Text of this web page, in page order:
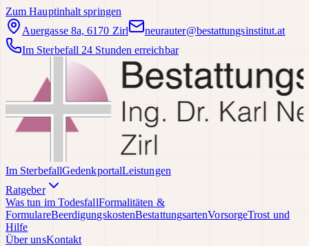
Zum Hauptinhalt springen
Auergasse 8a, 6170 Zirl
neurauter@bestattungsinstitut.at
Im Sterbefall 24 Stunden erreichbar
Im SterbefallGedenkportalLeistungen
Ratgeber
Was tun im TodesfallFormalitäten &
FormulareBeerdigungskostenBestattungsartenVorsorgeTrost und
Hilfe
Über unsKontakt